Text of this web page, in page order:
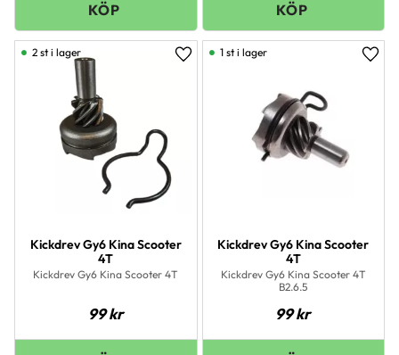
Kickdrev Gy6 Kina Scooter
4T
Kickdrev Gy6 Kina Scooter 4T
99kr
Lägg till i favoriter
2 st i lager
Kickdrev Gy6 Kina Scooter
4T
Kickdrev Gy6 Kina Scooter 4T
B2.6.5
99kr
1 st i lager